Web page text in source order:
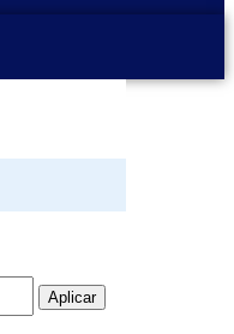
Aplicar